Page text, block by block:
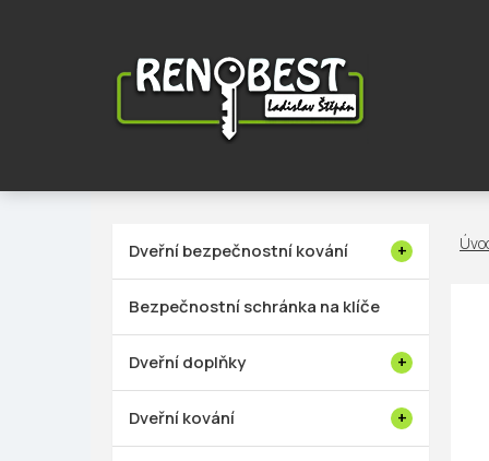
Dveřní bezpečnostní kování
Bezpečnostní schránka na klíče
Dveřní doplňky
Dveřní kování